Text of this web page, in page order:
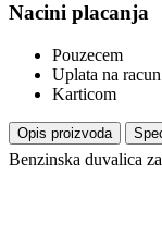
Nacini placanja
Pouzecem
Uplata na racun
Karticom
Opis proizvoda
Benzinska duvalica